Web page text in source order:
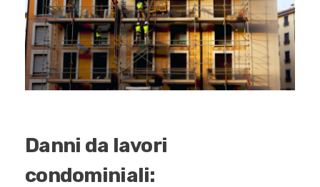
Danni da lavori
condominiali: